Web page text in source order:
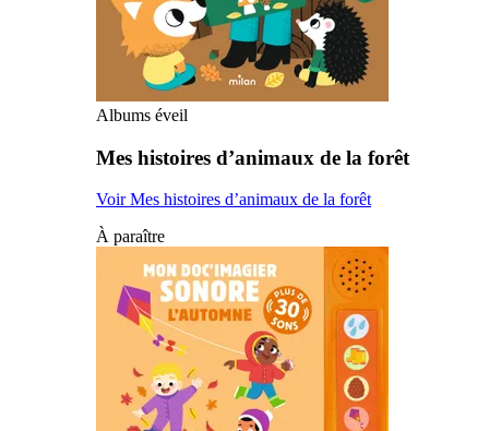
Albums éveil
Mes histoires d’animaux de la forêt
Voir Mes histoires d’animaux de la forêt
À paraître